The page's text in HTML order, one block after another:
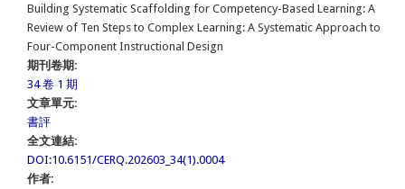
Building Systematic Scaffolding for Competency-Based Learning: A
Review of Ten Steps to Complex Learning: A Systematic Approach to
Four-Component Instructional Design
期刊卷期:
34 卷 1 期
文章單元:
書評
全文連結:
DOI:10.6151/CERQ.202603_34(1).0004
作者: